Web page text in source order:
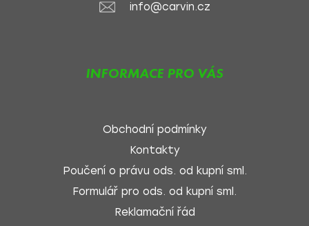
info@carvin.cz
INFORMACE PRO VÁS
Obchodní podmínky
Kontakty
Poučení o právu ods. od kupní sml.
Formulář pro ods. od kupní sml.
Reklamační řád